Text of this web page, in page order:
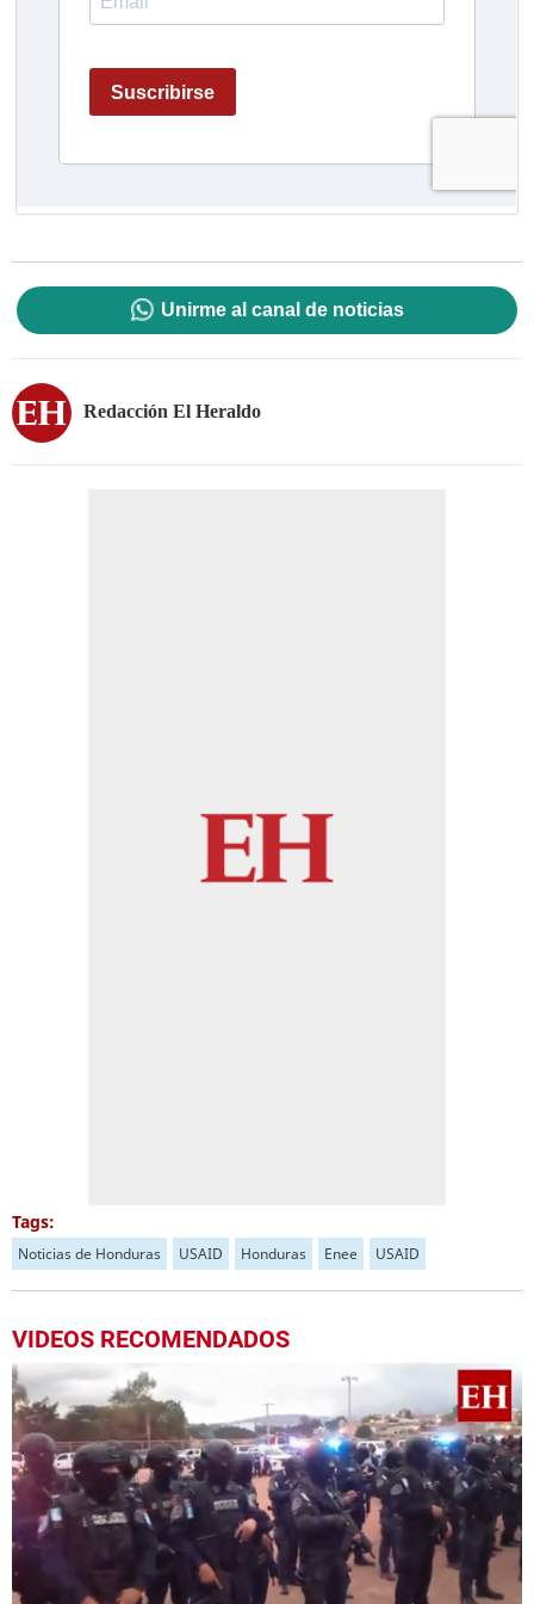
Unirme al canal de noticias
Redacción El Heraldo
Tags:
Noticias de Honduras USAID Honduras Enee USAID
VIDEOS RECOMENDADOS